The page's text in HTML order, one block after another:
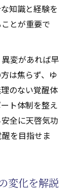
知識と経験を
とが重要で
変があれば早
は焦らず、ゆ
のない覚醒体
ト体制を整え
全に天啓気功
を目指せま
変化を解説